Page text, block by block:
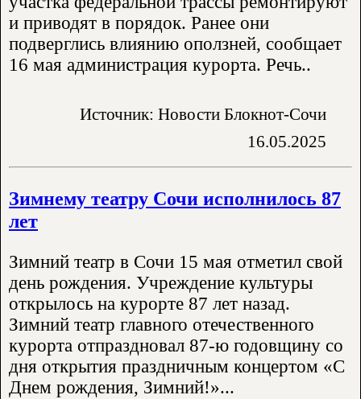
и приводят в порядок. Ранее они
подверглись влиянию оползней, сообщает
16 мая администрация курорта. Речь..
Источник: Новости Блокнот-Сочи
16.05.2025
Зимнему театру Сочи исполнилось 87
лет
Зимний театр в Сочи 15 мая отметил свой
день рождения. Учреждение культуры
открылось на курорте 87 лет назад.
Зимний театр главного отечественного
курорта отпраздновал 87-ю годовщину со
дня открытия праздничным концертом «С
Днем рождения, Зимний!»...